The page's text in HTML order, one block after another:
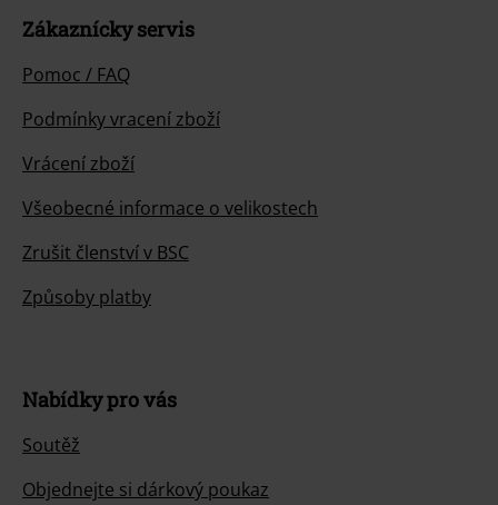
Zákaznícky servis
Pomoc / FAQ
Podmínky vracení zboží
Vrácení zboží
Všeobecné informace o velikostech
Zrušit členství v BSC
Způsoby platby
Nabídky pro vás
Soutěž
Objednejte si dárkový poukaz